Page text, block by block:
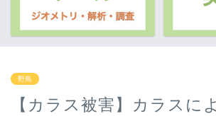
野鳥
【カラス被害】カラスに